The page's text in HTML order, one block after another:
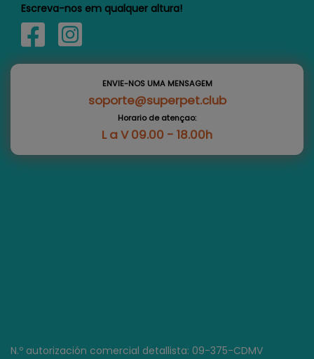
Escreva-nos em qualquer altura!
ENVIE-NOS UMA MENSAGEM
soporte@superpet.club
Horario de atençao:
L a V 09.00 - 18.00h
N.º autorización comercial detallista: 09-375-CDMV